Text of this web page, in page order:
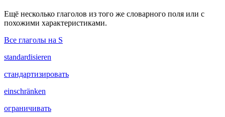
Ещё несколько глаголов из того же словарного поля или с
похожими характеристиками.
Все глаголы на S
standardisieren
стандартизировать
einschränken
ограничивать